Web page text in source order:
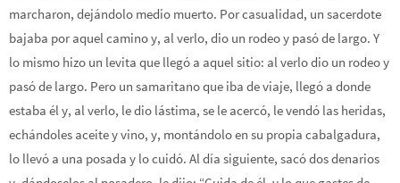
marcharon, dejándolo medio muerto. Por casualidad, un sacerdote
bajaba por aquel camino y, al verlo, dio un rodeo y pasó de largo. Y
lo mismo hizo un levita que llegó a aquel sitio: al verlo dio un rodeo y
pasó de largo. Pero un samaritano que iba de viaje, llegó a donde
estaba él y, al verlo, le dio lástima, se le acercó, le vendó las heridas,
echándoles aceite y vino, y, montándolo en su propia cabalgadura,
lo llevó a una posada y lo cuidó. Al día siguiente, sacó dos denarios